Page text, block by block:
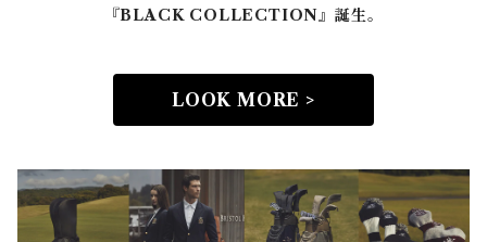
『BLACK COLLECTION』誕生。
LOOK MORE >